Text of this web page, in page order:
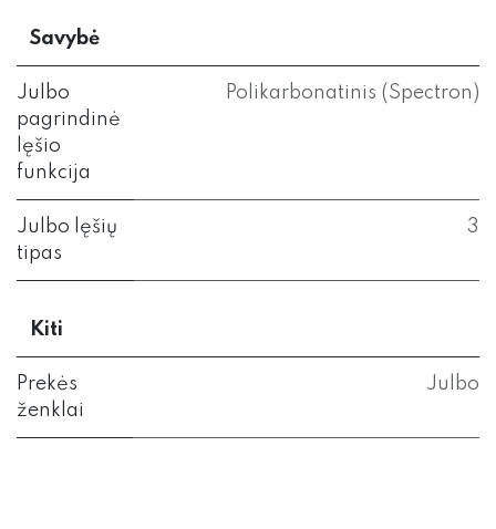
Savybė
Julbo
pagrindinė
lęšio
funkcija
Polikarbonatinis (Spectron)
Julbo lęšių
tipas
3
Kiti
Prekės
ženklai
Julbo